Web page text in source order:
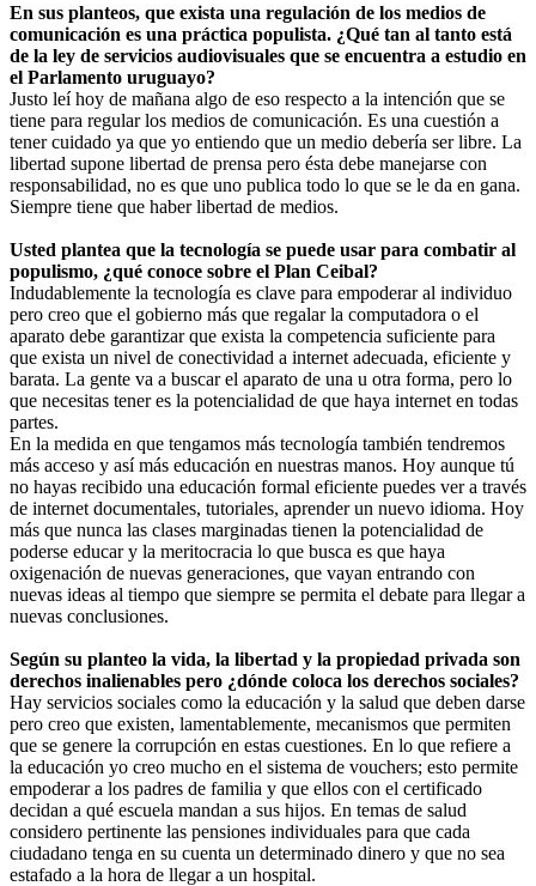
En sus planteos, que exista una regulación de los medios de
comunicación es una práctica populista. ¿Qué tan al tanto está
de la ley de servicios audiovisuales que se encuentra a estudio en
el Parlamento uruguayo?
Justo leí hoy de mañana algo de eso respecto a la intención que se
tiene para regular los medios de comunicación. Es una cuestión a
tener cuidado ya que yo entiendo que un medio debería ser libre. La
libertad supone libertad de prensa pero ésta debe manejarse con
responsabilidad, no es que uno publica todo lo que se le da en gana.
Siempre tiene que haber libertad de medios.
Usted plantea que la tecnología se puede usar para combatir al
populismo, ¿qué conoce sobre el Plan Ceibal?
Indudablemente la tecnología es clave para empoderar al individuo
pero creo que el gobierno más que regalar la computadora o el
aparato debe garantizar que exista la competencia suficiente para
que exista un nivel de conectividad a internet adecuada, eficiente y
barata. La gente va a buscar el aparato de una u otra forma, pero lo
que necesitas tener es la potencialidad de que haya internet en todas
partes.
En la medida en que tengamos más tecnología también tendremos
más acceso y así más educación en nuestras manos. Hoy aunque tú
no hayas recibido una educación formal eficiente puedes ver a través
de internet documentales, tutoriales, aprender un nuevo idioma. Hoy
más que nunca las clases marginadas tienen la potencialidad de
poderse educar y la meritocracia lo que busca es que haya
oxigenación de nuevas generaciones, que vayan entrando con
nuevas ideas al tiempo que siempre se permita el debate para llegar a
nuevas conclusiones.
Según su planteo la vida, la libertad y la propiedad privada son
derechos inalienables pero ¿dónde coloca los derechos sociales?
Hay servicios sociales como la educación y la salud que deben darse
pero creo que existen, lamentablemente, mecanismos que permiten
que se genere la corrupción en estas cuestiones. En lo que refiere a
la educación yo creo mucho en el sistema de vouchers; esto permite
empoderar a los padres de familia y que ellos con el certificado
decidan a qué escuela mandan a sus hijos. En temas de salud
considero pertinente las pensiones individuales para que cada
ciudadano tenga en su cuenta un determinado dinero y que no sea
estafado a la hora de llegar a un hospital.